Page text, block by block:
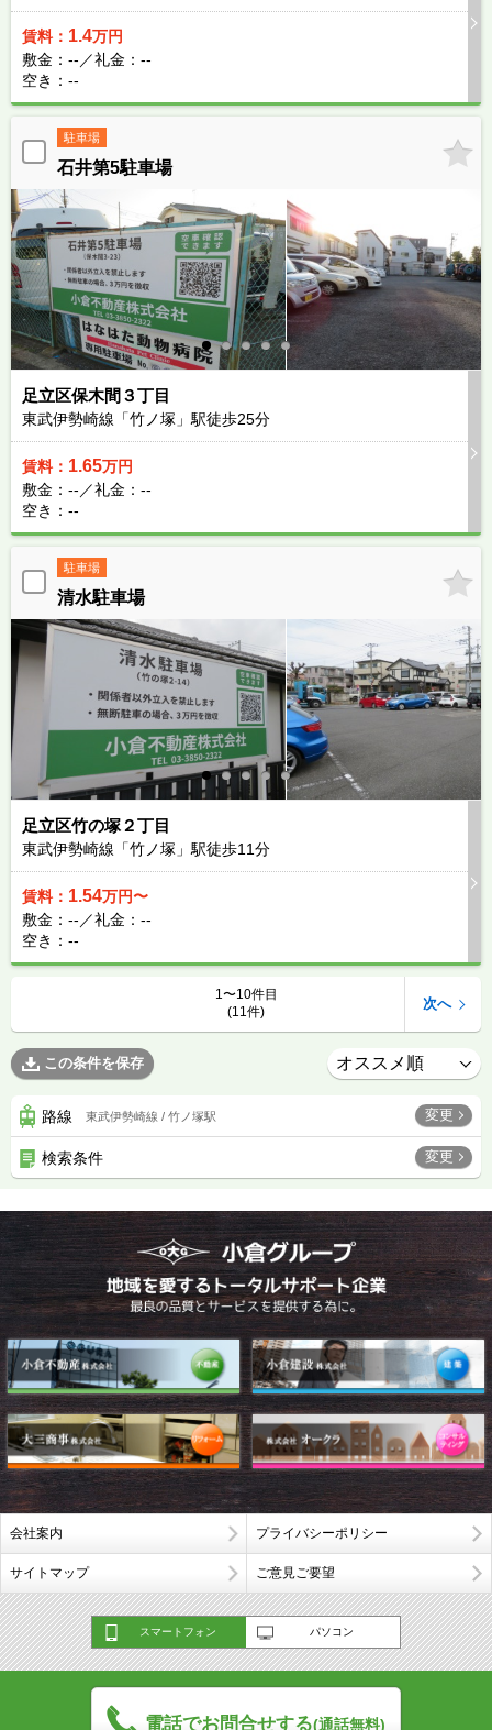
賃料： 1.4万円
敷金：--／礼金：--
空き：--
駐車場
石井第5駐車場
足立区保木間３丁目
東武伊勢崎線「竹ノ塚」駅徒歩25分
賃料： 1.65万円
敷金：--／礼金：--
空き：--
駐車場
清水駐車場
足立区竹の塚２丁目
東武伊勢崎線「竹ノ塚」駅徒歩11分
賃料： 1.54万円〜
敷金：--／礼金：--
空き：--
1〜10件目
(11件)
次へ
この条件を保存
路線 東武伊勢崎線 / 竹ノ塚駅 変更
検索条件 変更
会社案内 プライバシーポリシー
サイトマップ ご意見ご要望
スマートフォン パソコン
電話でお問合せする(通話無料)